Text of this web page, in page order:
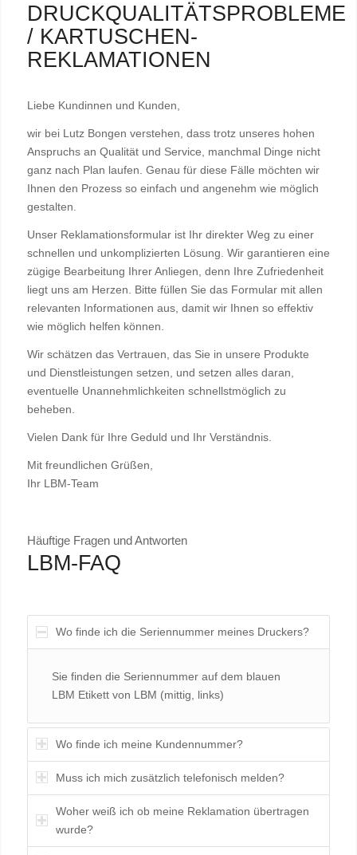
DRUCKQUALITÄTSPROBLEME
/ KARTUSCHEN-
REKLAMATIONEN
Liebe Kundinnen und Kunden,
wir bei Lutz Bongen verstehen, dass trotz unseres hohen
Anspruchs an Qualität und Service, manchmal Dinge nicht
ganz nach Plan laufen. Genau für diese Fälle möchten wir
Ihnen den Prozess so einfach und angenehm wie möglich
gestalten.
Unser Reklamationsformular ist Ihr direkter Weg zu einer
schnellen und unkomplizierten Lösung. Wir garantieren eine
zügige Bearbeitung Ihrer Anliegen, denn Ihre Zufriedenheit
liegt uns am Herzen. Bitte füllen Sie das Formular mit allen
relevanten Informationen aus, damit wir Ihnen so effektiv
wie möglich helfen können.
Wir schätzen das Vertrauen, das Sie in unsere Produkte
und Dienstleistungen setzen, und setzen alles daran,
eventuelle Unannehmlichkeiten schnellstmöglich zu
beheben.
Vielen Dank für Ihre Geduld und Ihr Verständnis.
Mit freundlichen Grüßen,
Ihr LBM-Team
Häuftige Fragen und Antworten
LBM-FAQ
Wo finde ich die Seriennummer meines Druckers?
Sie finden die Seriennummer auf dem blauen
LBM Etikett von LBM (mittig, links)
Wo finde ich meine Kundennummer?
Muss ich mich zusätzlich telefonisch melden?
Woher weiß ich ob meine Reklamation übertragen
wurde?